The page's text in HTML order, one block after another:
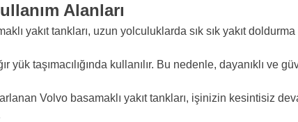
Alanları
yakıt tankları, uzun yolculuklarda sık sık yakıt doldurma
yük taşımacılığında kullanılır. Bu nedenle, dayanıklı ve
Volvo basamaklı yakıt tankları, işinizin kesintisiz